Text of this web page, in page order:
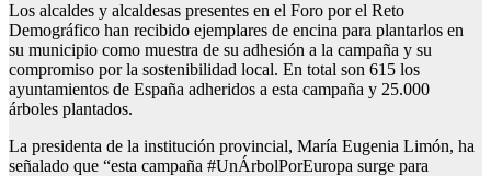
Los alcaldes y alcaldesas presentes en el Foro por el Reto
Demográfico han recibido ejemplares de encina para plantarlos en
su municipio como muestra de su adhesión a la campaña y su
compromiso por la sostenibilidad local. En total son 615 los
ayuntamientos de España adheridos a esta campaña y 25.000
árboles plantados.
La presidenta de la institución provincial, María Eugenia Limón, ha
señalado que “esta campaña #UnÁrbolPorEuropa surge para